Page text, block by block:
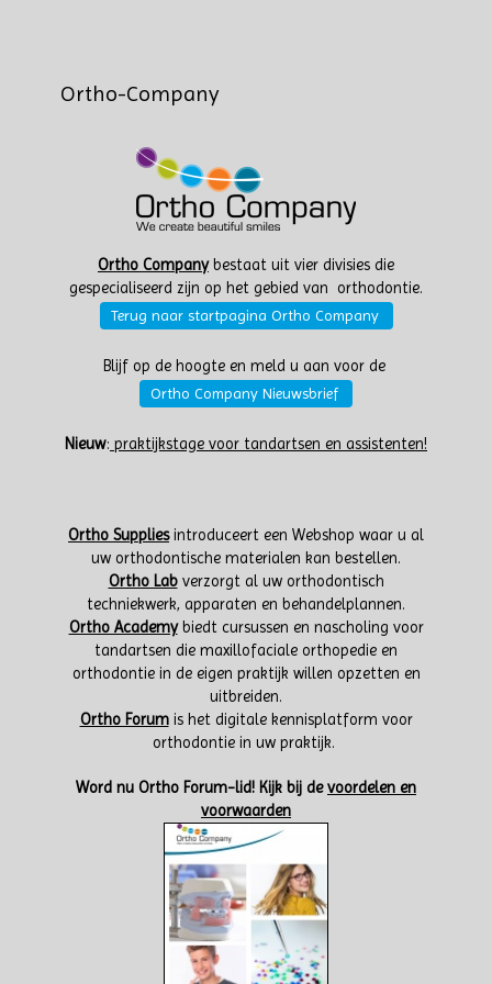
Ortho-Company
Ortho Companybestaat uit vier divisies die
gespecialiseerd zijn op het gebied van orthodontie.
Terug naar startpagina Ortho Company
Blijf op de hoogte en meld u aan voor de
Ortho Company Nieuwsbrief
Nieuw: praktijkstage voor tandartsen en assistenten!
Ortho Suppliesintroduceert een Webshop waar u al
uw orthodontische materialen kan bestellen.
Ortho Labverzorgt al uw orthodontisch
techniekwerk, apparaten en behandelplannen.
Ortho Academybiedt cursussen en nascholing voor
tandartsen die maxillofaciale orthopedie en
orthodontie in de eigen praktijk willen opzetten en
uitbreiden.
Ortho Forumis het digitale kennisplatform voor
orthodontie in uw praktijk.
Word nu Ortho Forum-lid! Kijk bij devoordelen en
voorwaarden